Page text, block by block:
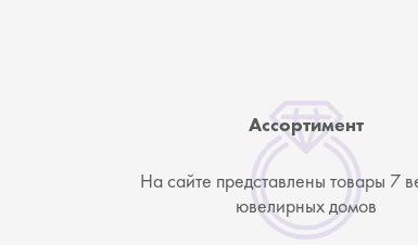
Ассортимент
На сайте представлены товары 7
ювелирных домов